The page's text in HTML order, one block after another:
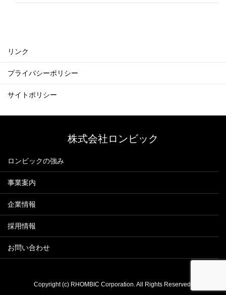
リンク
プライバシーポリシー
サイトポリシー
株式会社ロンビック
ロンビックの強み
事業案内
企業情報
採用情報
お問い合わせ
Copyright (c) RHOMBIC Corporation. All Rights Reserved.